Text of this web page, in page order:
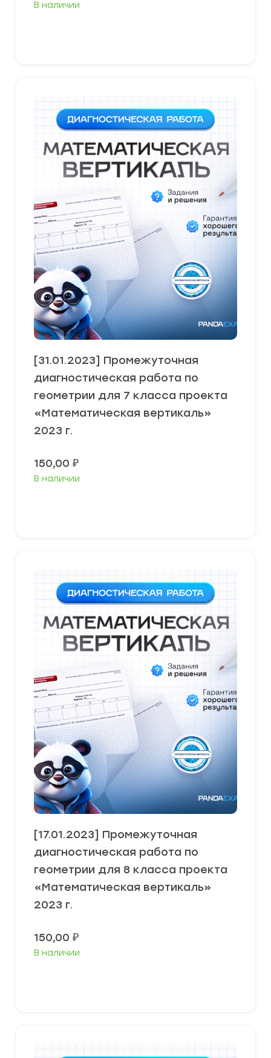
В наличии
[31.01.2023] Промежуточная
диагностическая работа по
геометрии для 7 класса проекта
«Математическая вертикаль»
2023 г.
150,00 ₽
В наличии
[17.01.2023] Промежуточная
диагностическая работа по
геометрии для 8 класса проекта
«Математическая вертикаль»
2023 г.
150,00 ₽
В наличии